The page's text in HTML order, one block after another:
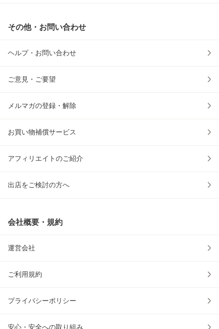
その他・お問い合わせ
ヘルプ・お問い合わせ
ご意見・ご要望
メルマガの登録・解除
お買い物補償サービス
アフィリエイトのご紹介
出店をご検討の方へ
会社概要・規約
運営会社
ご利用規約
プライバシーポリシー
安心・安全への取り組み